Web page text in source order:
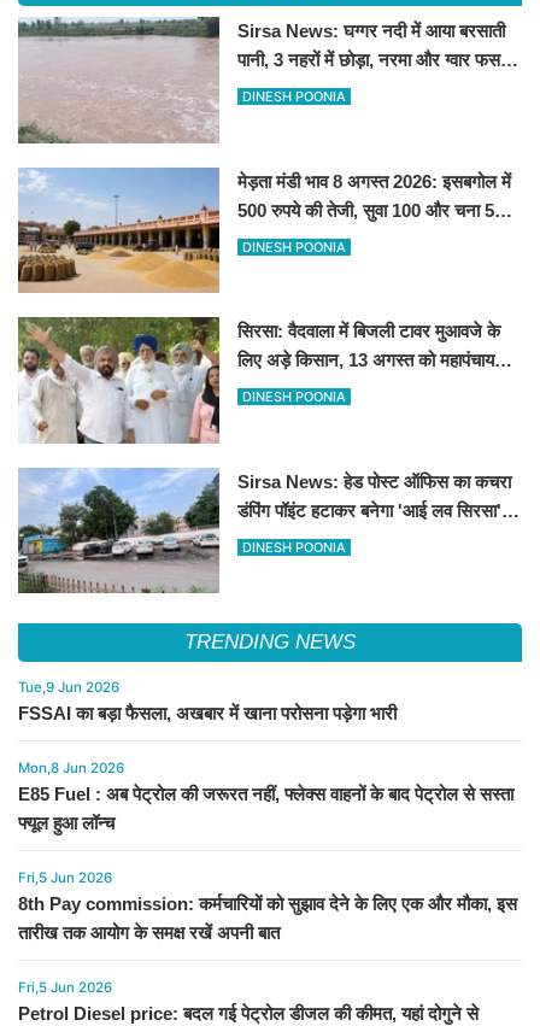
Sirsa News: घग्गर नदी में आया बरसाती
पानी, 3 नहरों में छोड़ा, नरमा और ग्वार फसल
को फायदा
DINESH POONIA
मेड़ता मंडी भाव 8 अगस्त 2026: इसबगोल में
500 रुपये की तेजी, सुवा 100 और चना 50
रूपए मंदे
DINESH POONIA
सिरसा: वैदवाला में बिजली टावर मुआवजे के
लिए अड़े किसान, 13 अगस्त को महापंचायत
का ऐलान
DINESH POONIA
Sirsa News: हेड पोस्ट ऑफिस का कचरा
डंपिंग पॉइंट हटाकर बनेगा 'आई लव सिरसा'
सेल्फी पॉइंट
DINESH POONIA
TRENDING NEWS
Tue,9 Jun 2026
FSSAI का बड़ा फैसला, अखबार में खाना परोसना पड़ेगा भारी
Mon,8 Jun 2026
E85 Fuel : अब पेट्रोल की जरूरत नहीं, फ्लेक्स वाहनों के बाद पेट्रोल से सस्ता
फ्यूल हुआ लॉन्च
Fri,5 Jun 2026
8th Pay commission: कर्मचारियों को सुझाव देने के लिए एक और मौका, इस
तारीख तक आयोग के समक्ष रखें अपनी बात
Fri,5 Jun 2026
Petrol Diesel price: बदल गई पेट्रोल डीजल की कीमत, यहां दोगुने से